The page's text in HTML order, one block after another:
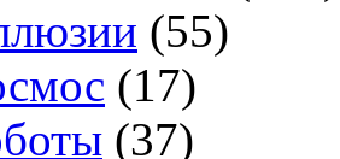
(55)
(17)
(37)